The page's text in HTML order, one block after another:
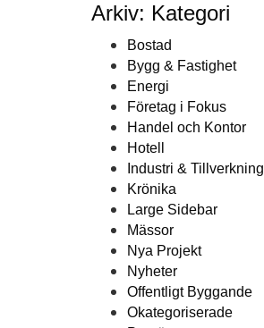
Arkiv: Kategori
Bostad
Bygg & Fastighet
Energi
Företag i Fokus
Handel och Kontor
Hotell
Industri & Tillverkning
Krönika
Large Sidebar
Mässor
Nya Projekt
Nyheter
Offentligt Byggande
Okategoriserade